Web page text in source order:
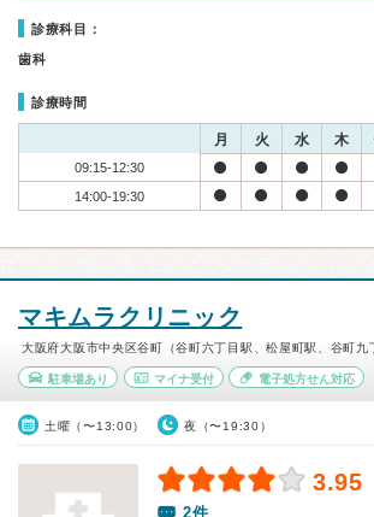
診療科目：
歯科
診療時間
月 火 水 木
09:15-12:30
14:00-19:30
マキムラクリニック
大阪府大阪市中央区谷町（谷町六丁目駅、松屋町駅、谷町九
駐車場あり マイナ受付 電子処方せん対応
土曜（〜13:00） 夜（〜19:30）
3.95
2件